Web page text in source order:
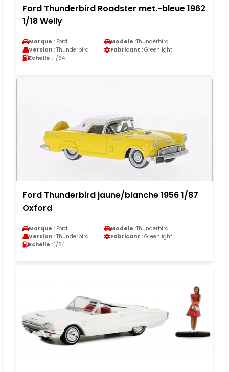
Ford Thunderbird Roadster met.-bleue 1962
1/18 Welly
Marque : Ford Modele :Thunderbird
Version : Thunderbird Fabricant : Greenlight
Echelle : 1/64
Ford Thunderbird jaune/blanche 1956 1/87
Oxford
Marque : Ford Modele :Thunderbird
Version : Thunderbird Fabricant : Greenlight
Echelle : 1/64